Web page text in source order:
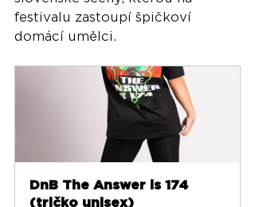
festivalu zastoupí špičkoví
domácí umělci.
DnB The Answer is 174
(tričko unisex)